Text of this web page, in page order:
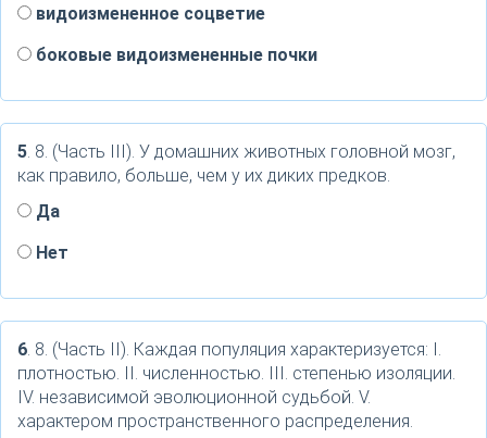
видоизмененное соцветие
боковые видоизмененные почки
5. 8. (Часть III). У домашних животных головной мозг,
как правило, больше, чем у их диких предков.
Да
Нет
6. 8. (Часть II). Каждая популяция характеризуется: I.
плотностью. II. численностью. III. степенью изоляции.
IV. независимой эволюционной судьбой. V.
характером пространственного распределения.